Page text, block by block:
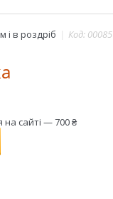
і в роздріб Код: 00085
сайті — 700 ₴